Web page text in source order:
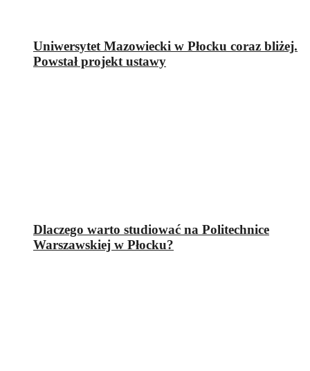
Uniwersytet Mazowiecki w Płocku coraz bliżej.
Powstał projekt ustawy
Dlaczego warto studiować na Politechnice
Warszawskiej w Płocku?